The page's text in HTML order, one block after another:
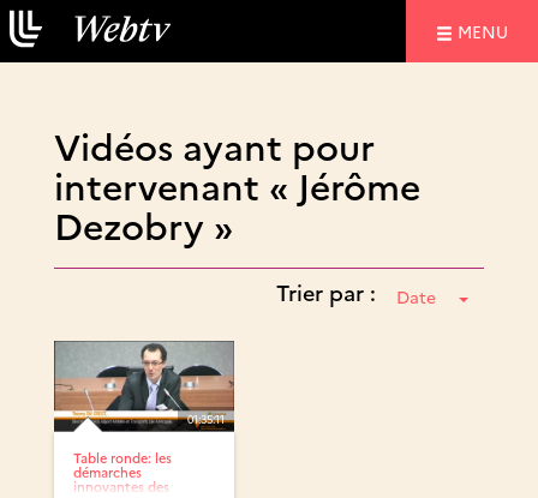
MENU
Vidéos ayant pour
intervenant « Jérôme
Dezobry »
Trier par : Date
01:35:11
Table ronde: les
démarches
innovantes des